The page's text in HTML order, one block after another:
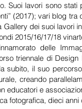
Suoi lavori sono
(2017); vari blog
Gallery dei suoi lavori
2015/16/17/18
delle
triennale di
subito, il suo
creando
educatori e
fotografica, dieci anni